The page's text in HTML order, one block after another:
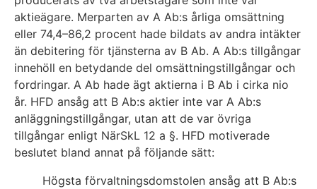
aktieägare. Merparten av A Ab:s årliga omsättning
eller 74,4–86,2 procent hade bildats av andra intäkter
än debitering för tjänsterna av B Ab. A Ab:s tillgångar
innehöll en betydande del omsättningstillgångar och
fordringar. A Ab hade ägt aktierna i B Ab i cirka nio
år. HFD ansåg att B Ab:s aktier inte var A Ab:s
anläggningstillgångar, utan att de var övriga
tillgångar enligt NärSkL 12 a §. HFD motiverade
beslutet bland annat på följande sätt:
Högsta förvaltningsdomstolen ansåg att B Ab:s